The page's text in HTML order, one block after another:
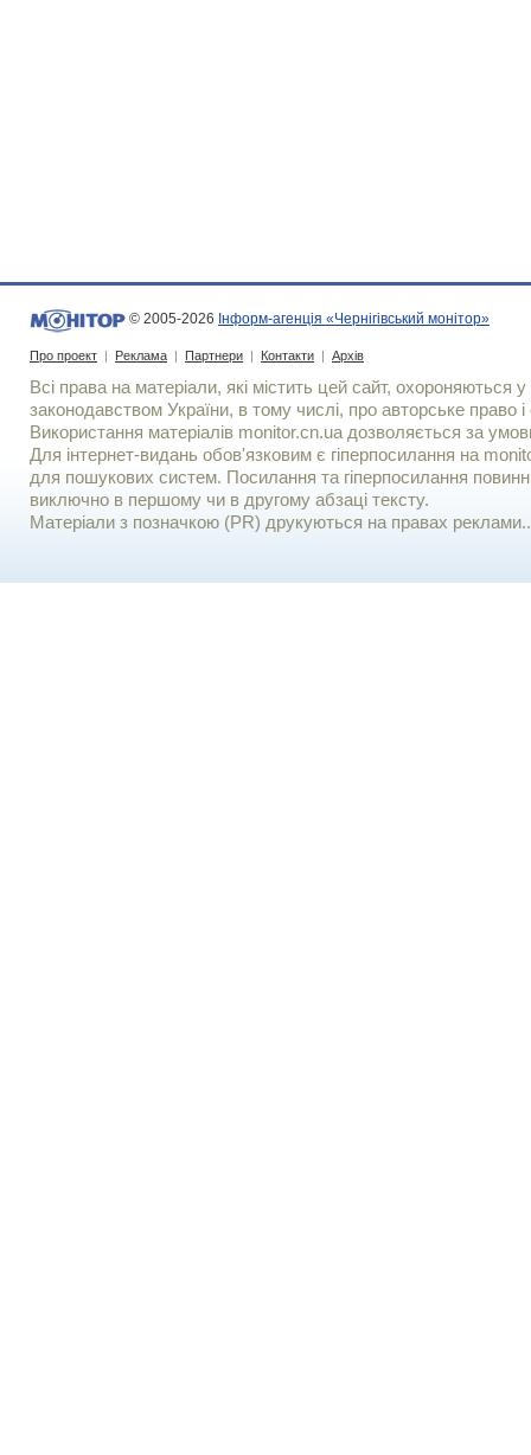
© 2005-2026 Інформ-агенція «Чернігівський монітор»
Про проект | Реклама | Партнери | Контакти | Архів
Всі права на матеріали, які містить цей сайт, охороняються у
законодавством України, в тому числі, про авторське право і
Використання матерiалiв monitor.cn.ua дозволяється за
Для iнтернет-видань обов'язковим є гiперпосилання на
для пошукових систем. Посилання та гіперпосилання
виключно в першому чи в другому абзаці тексту.
Матеріали з позначкою (PR) друкуються на правах реклами..